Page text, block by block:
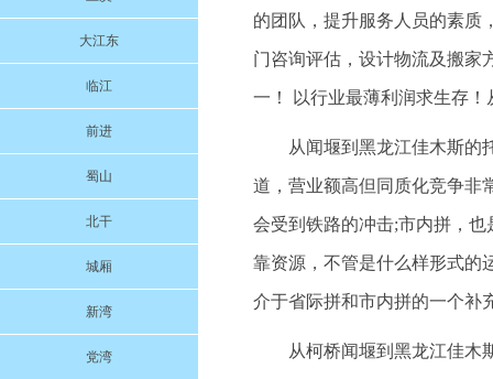
大江东
临江
前进
蜀山
北干
城厢
新湾
党湾
的团队，提升服务人员的素质
门咨询评估，设计物流及搬家
一！ 以行业最薄利润求生存
从闻堰到黑龙江佳木斯的
道，营业额高但同质化竞争非
会受到铁路的冲击;市内拼，
靠资源，不管是什么样形式的
介于省际拼和市内拼的一个补
从柯桥闻堰到黑龙江佳木